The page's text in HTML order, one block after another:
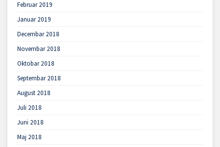
Februar 2019
Januar 2019
Decembar 2018
Novembar 2018
Oktobar 2018
Septembar 2018
August 2018
Juli 2018
Juni 2018
Maj 2018